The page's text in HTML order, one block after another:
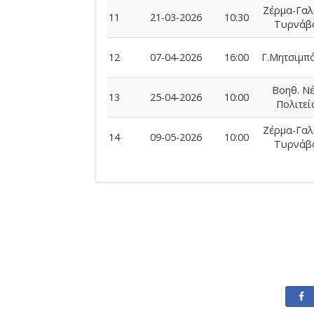
11 21-03-2026 10:30
Ζέρμα-
12 07-04-2026 16:00
13 25-04-2026 10:00
Βοηθ.
14 09-05-2026 10:00
Ζέρμα-
Η ομάδα δεν έχει δεχθεί ποινές την